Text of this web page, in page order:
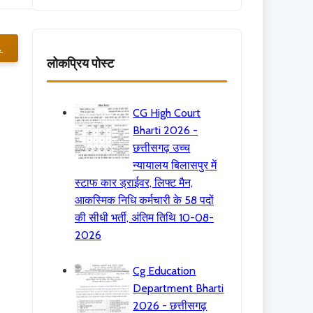
लोकप्रिय पोस्ट
CG High Court
Bharti 2026 -
छत्तीसगढ़ उच्च
न्यायालय बिलासपुर में
स्टाफ कार ड्राईवर, लिफ्ट मैन,
आकस्मिक निधि कर्मचारी के 58 पदों
की सीधी भर्ती, अंतिम तिथि 10-08-
2026
Cg Education
Department Bharti
2026 - छत्तीसगढ़